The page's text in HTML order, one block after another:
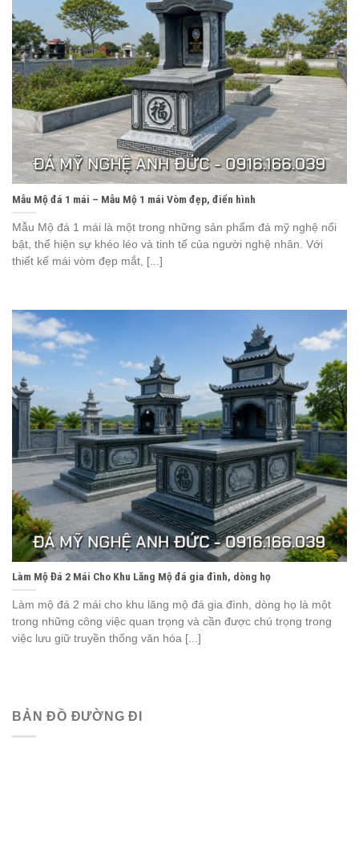
Mẫu Mộ đá 1 mái – Mẫu Mộ 1 mái Vòm đẹp, điển hình
Mẫu Mộ đá 1 mái là một trong những sản phẩm đá mỹ nghệ nổi
bật, thể hiện sự khéo léo và tinh tế của người nghệ nhân. Với
thiết kế mái vòm đẹp mắt, [...]
Làm Mộ Đá 2 Mái Cho Khu Lăng Mộ đá gia đình, dòng họ
Làm mộ đá 2 mái cho khu lăng mộ đá gia đình, dòng họ là một
trong những công việc quan trọng và cần được chú trọng trong
việc lưu giữ truyền thống văn hóa [...]
BẢN ĐỒ ĐƯỜNG ĐI